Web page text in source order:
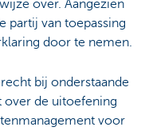
over. Aangezien
partij van toepassing
door te nemen.
bij onderstaande
over de uitoefening
voor